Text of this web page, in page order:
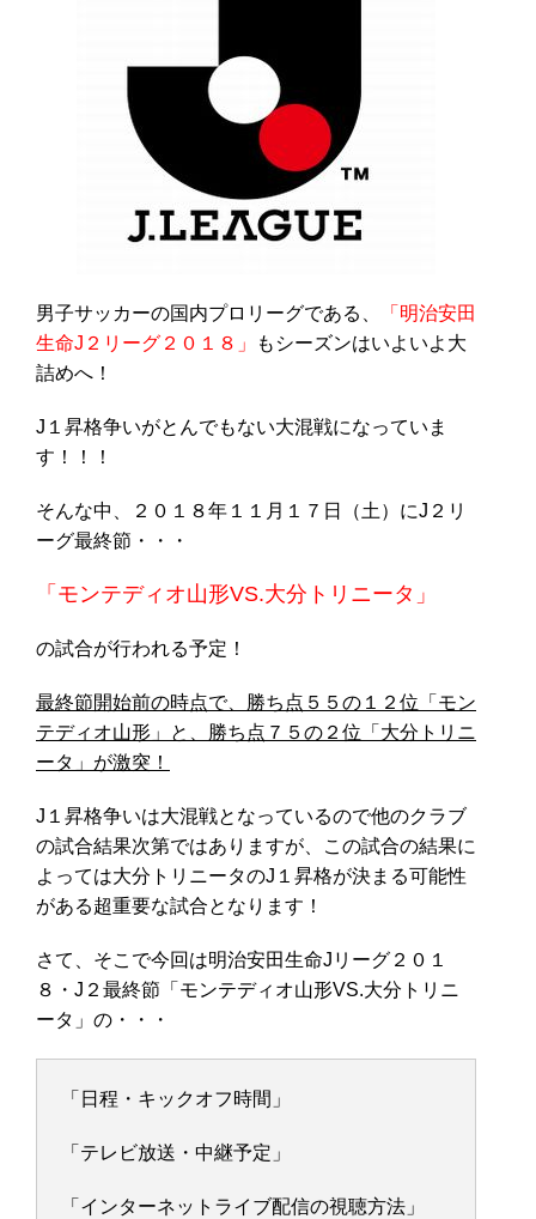
男子サッカーの国内プロリーグである、
「明治安田
生命J２リーグ２０１８」
もシーズンはいよいよ大
詰めへ！
J１昇格争いがとんでもない大混戦になっていま
す！！！
そんな中、２０１８年１１月１７日（土）にJ２リ
ーグ最終節・・・
「モンテディオ山形VS.大分トリニータ」
の試合が行われる予定！
最終節開始前の時点で、勝ち点５５の１２位「モン
テディオ山形」と、勝ち点７５の２位「大分トリニ
ータ」が激突！
J１昇格争いは大混戦となっているので他のクラブ
の試合結果次第ではありますが、この試合の結果に
よっては大分トリニータのJ１昇格が決まる可能性
がある超重要な試合となります！
さて、そこで今回は明治安田生命Jリーグ２０１
８・J２最終節「モンテディオ山形VS.大分トリニ
ータ」の・・・
「日程・キックオフ時間」
「テレビ放送・中継予定」
「インターネットライブ配信の視聴方法」